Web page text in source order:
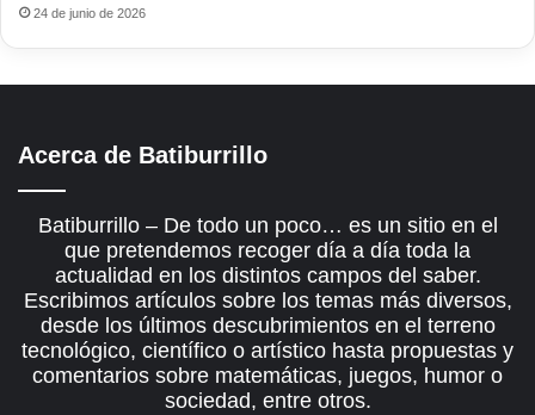
24 de junio de 2026
Acerca de Batiburrillo
Batiburrillo – De todo un poco… es un sitio en el
que pretendemos recoger día a día toda la
actualidad en los distintos campos del saber.
Escribimos artículos sobre los temas más diversos,
desde los últimos descubrimientos en el terreno
tecnológico, científico o artístico hasta propuestas y
comentarios sobre matemáticas, juegos, humor o
sociedad, entre otros.